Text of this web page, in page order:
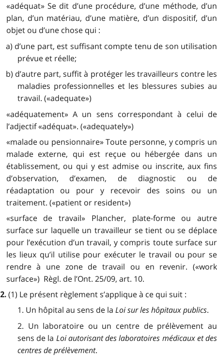
«adéquat» Se dit d’une procédure, d’une méthode, d’un
plan, d’un matériau, d’une matière, d’un dispositif, d’un
objet ou d’une chose qui :
a) d’une part, est suffisant compte tenu de son utilisation
prévue et réelle;
b) d’autre part, suffit à protéger les travailleurs contre les
maladies professionnelles et les blessures subies au
travail. («adequate»)
«adéquatement» A un sens correspondant à celui de
l’adjectif «adéquat». («adequately»)
«malade ou pensionnaire» Toute personne, y compris un
malade externe, qui est reçue ou hébergée dans un
établissement, ou qui y est admise ou inscrite, aux fins
d’observation, d’examen, de diagnostic ou de
réadaptation ou pour y recevoir des soins ou un
traitement. («patient or resident»)
«surface de travail» Plancher, plate-forme ou autre
surface sur laquelle un travailleur se tient ou se déplace
pour l’exécution d’un travail, y compris toute surface sur
les lieux qu’il utilise pour exécuter le travail ou pour se
rendre à une zone de travail ou en revenir. («work
surface») Règl. de l’Ont. 25/09, art. 10.
2. (1) Le présent règlement s’applique à ce qui suit :
1. Un hôpital au sens de la Loi sur les hôpitaux publics.
2. Un laboratoire ou un centre de prélèvement au
sens de la Loi autorisant des laboratoires médicaux et des
centres de prélèvement.